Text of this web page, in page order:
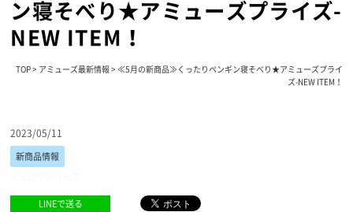
ン寝そべり★アミューズプライズ-
NEW ITEM！
TOP> アミューズ最新情報> ≪5月の新商品≫くったりペンギン寝そべり★アミューズプライ
ズ-NEW ITEM！
2023/05/11
新商品情報
LINEで送る